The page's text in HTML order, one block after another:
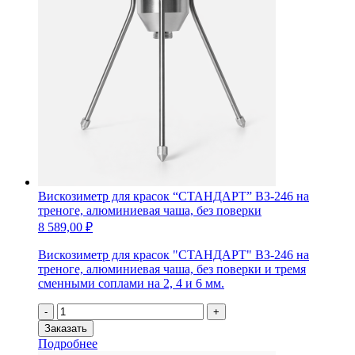
Вискозиметр для красок “СТАНДАРТ” ВЗ-246 на
треноге, алюминиевая чаша, без поверки
8 589,00 ₽
Вискозиметр для красок "СТАНДАРТ" ВЗ-246 на
треноге, алюминиевая чаша, без поверки и тремя
сменными соплами на 2, 4 и 6 мм.
-
Количество
товара
Вискозиметр
для
+
Заказать
Подробнее